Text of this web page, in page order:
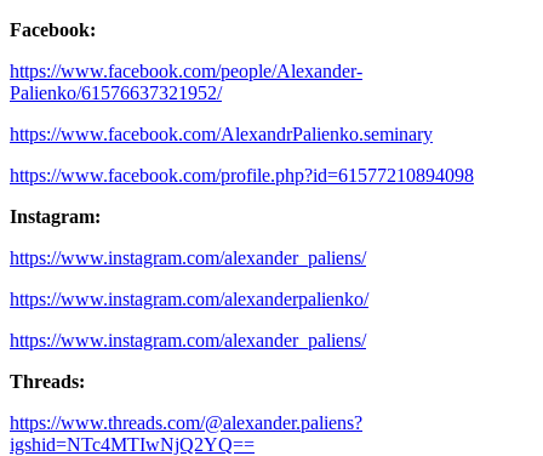
Facebook:
https://www.facebook.com/people/Alexander-
Palienko/61576637321952/
https://www.facebook.com/AlexandrPalienko.seminary
https://www.facebook.com/profile.php?id=61577210894098
Instagram:
https://www.instagram.com/alexander_paliens/
https://www.instagram.com/alexanderpalienko/
https://www.instagram.com/alexander_paliens/
Threads:
https://www.threads.com/@alexander.paliens?
igshid=NTc4MTIwNjQ2YQ==